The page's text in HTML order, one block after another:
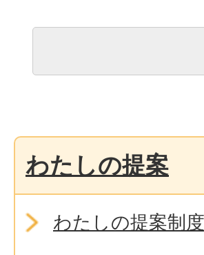
わたしの提案
わたしの提案制